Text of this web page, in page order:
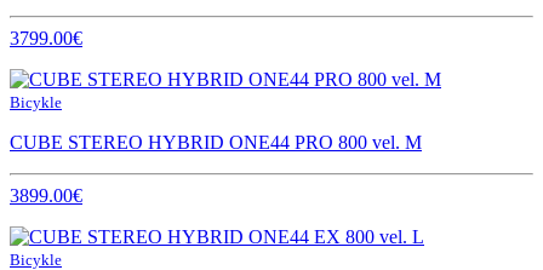
3799.00€
Bicykle
CUBE STEREO HYBRID ONE44 PRO 800 vel. M
3899.00€
Bicykle